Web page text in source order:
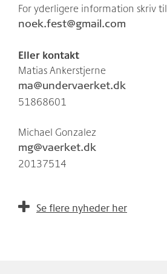
For yderligere information skriv til
noek.fest@gmail.com
Eller kontakt
Matias Ankerstjerne
ma@undervaerket.dk
51868601
Michael Gonzalez
mg@vaerket.dk
20137514
Se flere nyheder her